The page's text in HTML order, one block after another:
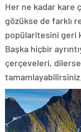
Her ne kadar kare
gözükse de farklı
popülaritesini geri
Başka hiçbir
çerçeveleri,
tamamlayabilirsiniz.